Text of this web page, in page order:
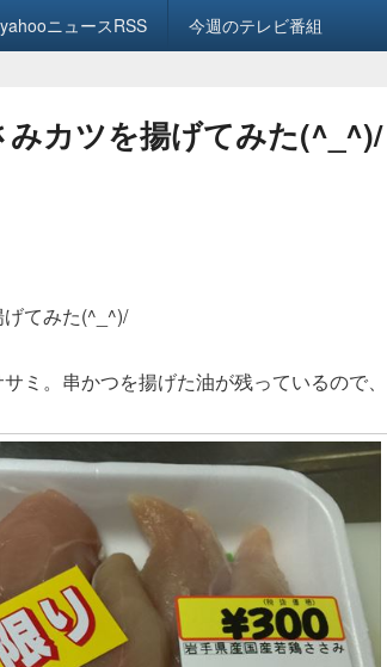
yahooニュースRSS 今週のテレビ番組
カツを揚げてみた(^_^)/
てみた(^_^)/
ミ。串かつを揚げた油が残っているので、